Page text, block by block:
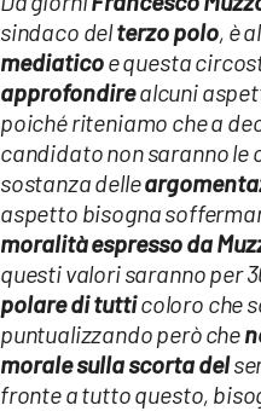
App
ANDROID
APPLE
sindaco delterzo polo, è al
mediaticoe questa
approfondirealcuni
poiché riteniamo che a
candidato non saranno
sostanza delle
aspetto bisogna
moralità espresso da
questi valori saranno per
polare di tutticoloro che
puntualizzando però che
morale sulla scorta del
fronte a tutto questo,